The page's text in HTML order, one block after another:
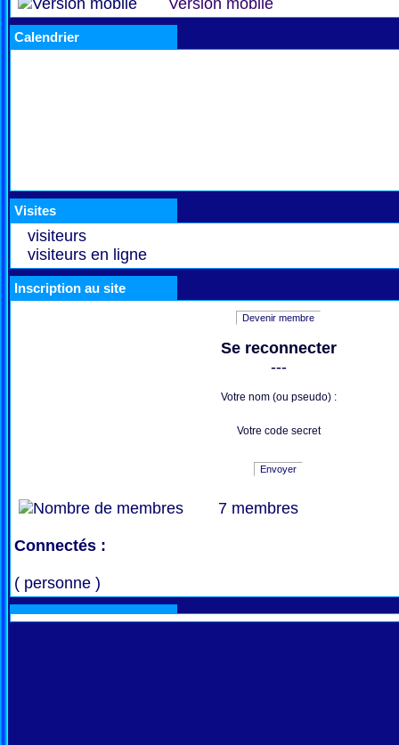
Version mobile
Calendrier
Visites
visiteurs
visiteurs en ligne
Inscription au site
Devenir membre
Se reconnecter
---
Votre nom (ou pseudo) :
Votre code secret
Envoyer
7 membres
Connectés :
( personne )